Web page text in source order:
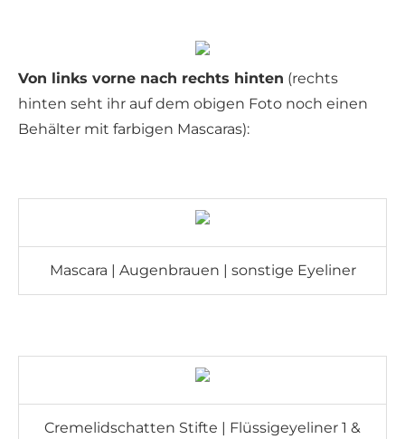
Von links vorne nach rechts hinten (rechts
hinten seht ihr auf dem obigen Foto noch einen
Behälter mit farbigen Mascaras):
Mascara | Augenbrauen | sonstige Eyeliner
Cremelidschatten Stifte | Flüssigeyeliner 1 &